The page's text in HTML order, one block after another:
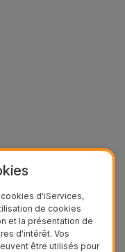
de matériel
d'iServices,
de cookies
et la présentation de
d'intérêt. Vos
être utilisés pour